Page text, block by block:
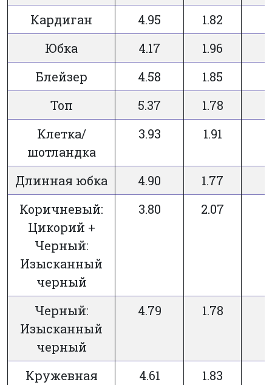
Кардиган
4.95
1.82
Юбка
4.17
1.96
Блейзер
4.58
1.85
Топ
5.37
1.78
Клетка/
шотландка
3.93 1.91
Длинная юбка 4.90
1.77
Коричневый:
Цикорий +
Черный:
Изысканный
черный
3.80 2.07
Черный:
Изысканный
черный
4.79 1.78
Кружевная
4.61 1.83